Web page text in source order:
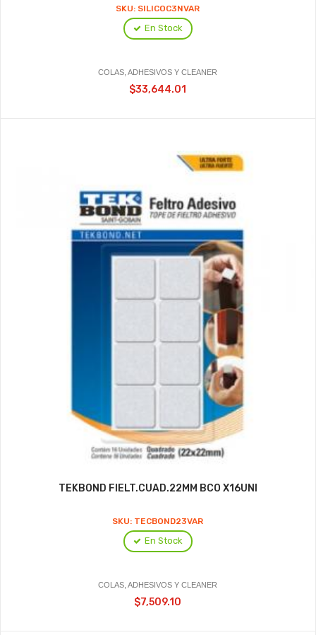
SKU: SILICOC3NVAR
En Stock
COLAS, ADHESIVOS Y CLEANER
$33,644.01
TEKBOND FIELT.CUAD.22MM BCO X16UNI
SKU: TECBOND23VAR
En Stock
COLAS, ADHESIVOS Y CLEANER
$7,509.10